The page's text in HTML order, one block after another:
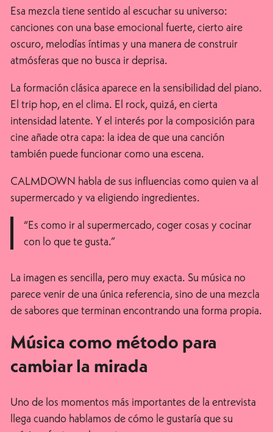
Esa mezcla tiene sentido al escuchar su universo:
canciones con una base emocional fuerte, cierto aire
oscuro, melodías íntimas y una manera de construir
atmósferas que no busca ir deprisa.
La formación clásica aparece en la sensibilidad del piano.
El trip hop, en el clima. El rock, quizá, en cierta
intensidad latente. Y el interés por la composición para
cine añade otra capa: la idea de que una canción
también puede funcionar como una escena.
CALMDOWN habla de sus influencias como quien va al
supermercado y va eligiendo ingredientes.
“Es como ir al supermercado, coger cosas y cocinar
con lo que te gusta.”
La imagen es sencilla, pero muy exacta. Su música no
parece venir de una única referencia, sino de una mezcla
de sabores que terminan encontrando una forma propia.
Música como método para
cambiar la mirada
Uno de los momentos más importantes de la entrevista
llega cuando hablamos de cómo le gustaría que su